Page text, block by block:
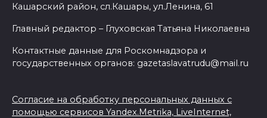
Кашарский район, сл.Кашары, ул.Ленина, 61
Главный редактор – Глуховская Татьяна Николаевна
Контактные данные для Роскомнадзора и
государственных органов: gazetaslavatrudu@mail.ru
Согласие на обработку персональных данных с
помощью сервисов Yandex.Metrika, LiveInternet,